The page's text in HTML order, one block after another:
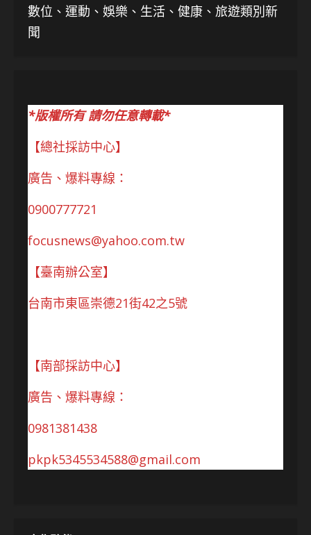
數位、運動、娛樂、生活、健康、旅遊類別新
聞
*版權所有 請勿任意轉載*
【總社採訪中心】
廣告、爆料專線：
0900777721
focusnews@yahoo.com.tw
【臺南辦公室】
台南市東區崇德21街42之5號
【南部採訪中心】
廣告、爆料專線：
0981381438
pkpk5345534588@gmail.com